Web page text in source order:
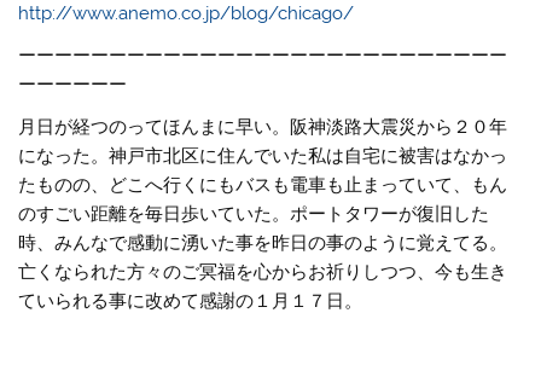
http://www.anemo.co.jp/blog/chicago/
ーーーーーーーーーーーーーーーーーーーーーーーーーーー
ーーーーーー
月日が経つのってほんまに早い。阪神淡路大震災から２０年
になった。神戸市北区に住んでいた私は自宅に被害はなかっ
たものの、どこへ行くにもバスも電車も止まっていて、もん
のすごい距離を毎日歩いていた。ポートタワーが復旧した
時、みんなで感動に湧いた事を昨日の事のように覚えてる。
亡くなられた方々のご冥福を心からお祈りしつつ、今も生き
ていられる事に改めて感謝の１月１７日。